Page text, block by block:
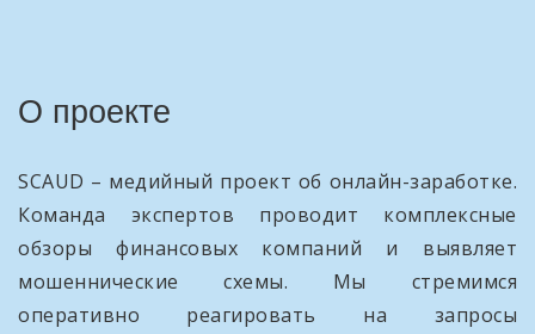
О проекте
SCAUD – медийный проект об онлайн-заработке.
Команда экспертов проводит комплексные
обзоры финансовых компаний и выявляет
мошеннические схемы. Мы стремимся
оперативно реагировать на запросы